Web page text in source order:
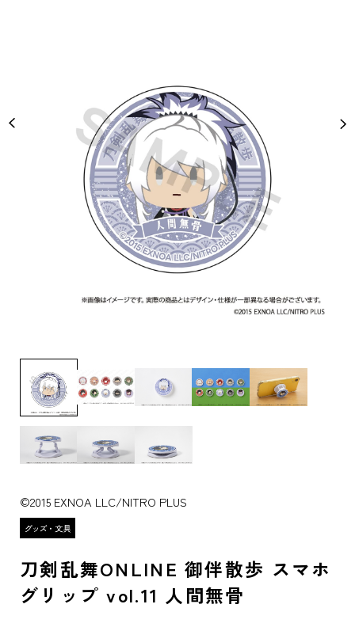
©2015 EXNOA LLC/NITRO PLUS
刀剣乱舞ONLINE 御伴散歩 スマホ
グリップ vol.11 人間無骨